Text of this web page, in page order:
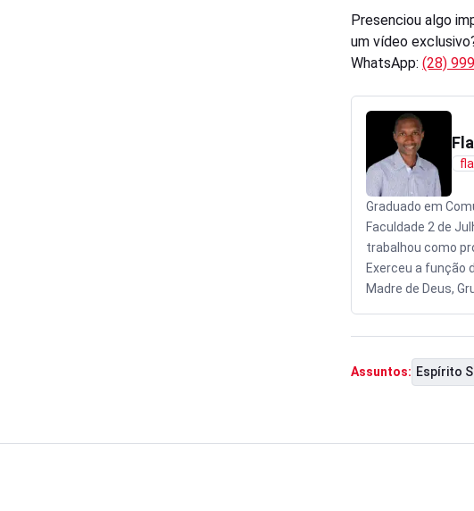
Presenciou algo
um vídeo
WhatsApp: (28)
Graduado em
Faculdade 2 de
trabalhou como
Exerceu a função
Madre de Deus,
Assuntos: Espírito